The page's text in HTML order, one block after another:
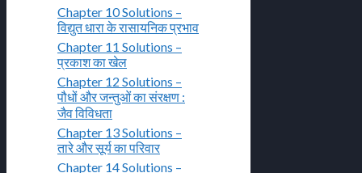
Chapter 10 Solutions –
विद्युत धारा के रासायनिक प्रभाव
Chapter 11 Solutions –
प्रकाश का खेल
Chapter 12 Solutions –
पौधों और जन्तुओं का संरक्षण :
जैव विविधता
Chapter 13 Solutions –
तारे और सूर्य का परिवार
Chapter 14 Solutions –